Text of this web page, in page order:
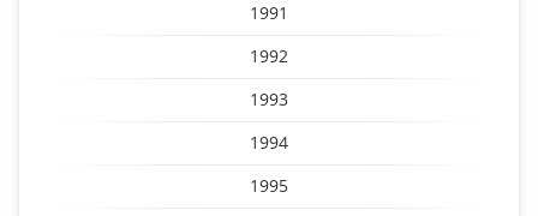
1991
1992
1993
1994
1995